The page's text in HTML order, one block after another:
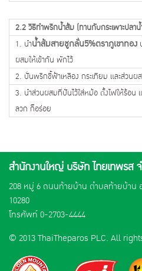
2.2 วิธีทำพริกน้ำส้ม (ทานกับกระเพาะปลา
1. นำน้ำส้มสายชูกลั่น5%ตราภูเขาทอง
ผสมให้เข้ากัน พักไว้
2. ปั่นพริกชี้ฟ้าเหลือง กระเทียม และส่วน
3. นำส่วนผสมที่ปั่นไว้ใส่หม้อ ตั้งไฟให้ร้อน
ลวก ก็อร่อย
สำนักงานใหญ่ บริษัท ไทยเทพรส
208 หมู่ 6 ถนนท้ายบ้าน ตำบลท้ายบ้าน
10280
โทรศัพท์0-2703-4444
© 2013 ThaiTheparos PLC. All